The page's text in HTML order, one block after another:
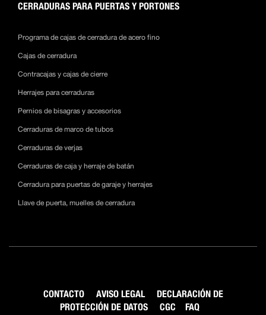
CERRADURAS PARA PUERTAS Y PORTONES
Programa de cajas de cerradura de acero fino
Cajas de cerradura
Contracajas y cajas de cierre
Herrajes para cerraduras
Pernios de bisagras y accesorios
Cerraduras de marco de tubos
Cerraduras de verjas
Cerraduras de caja y herraje de batán
Cerradura para puertas de garaje y herrajes
Llave de puerta, muelles de cerradura
CONTACTO AVISO LEGAL
DECLARACIÓN DE
PROTECCIÓN DE DATOS
CGC FAQ